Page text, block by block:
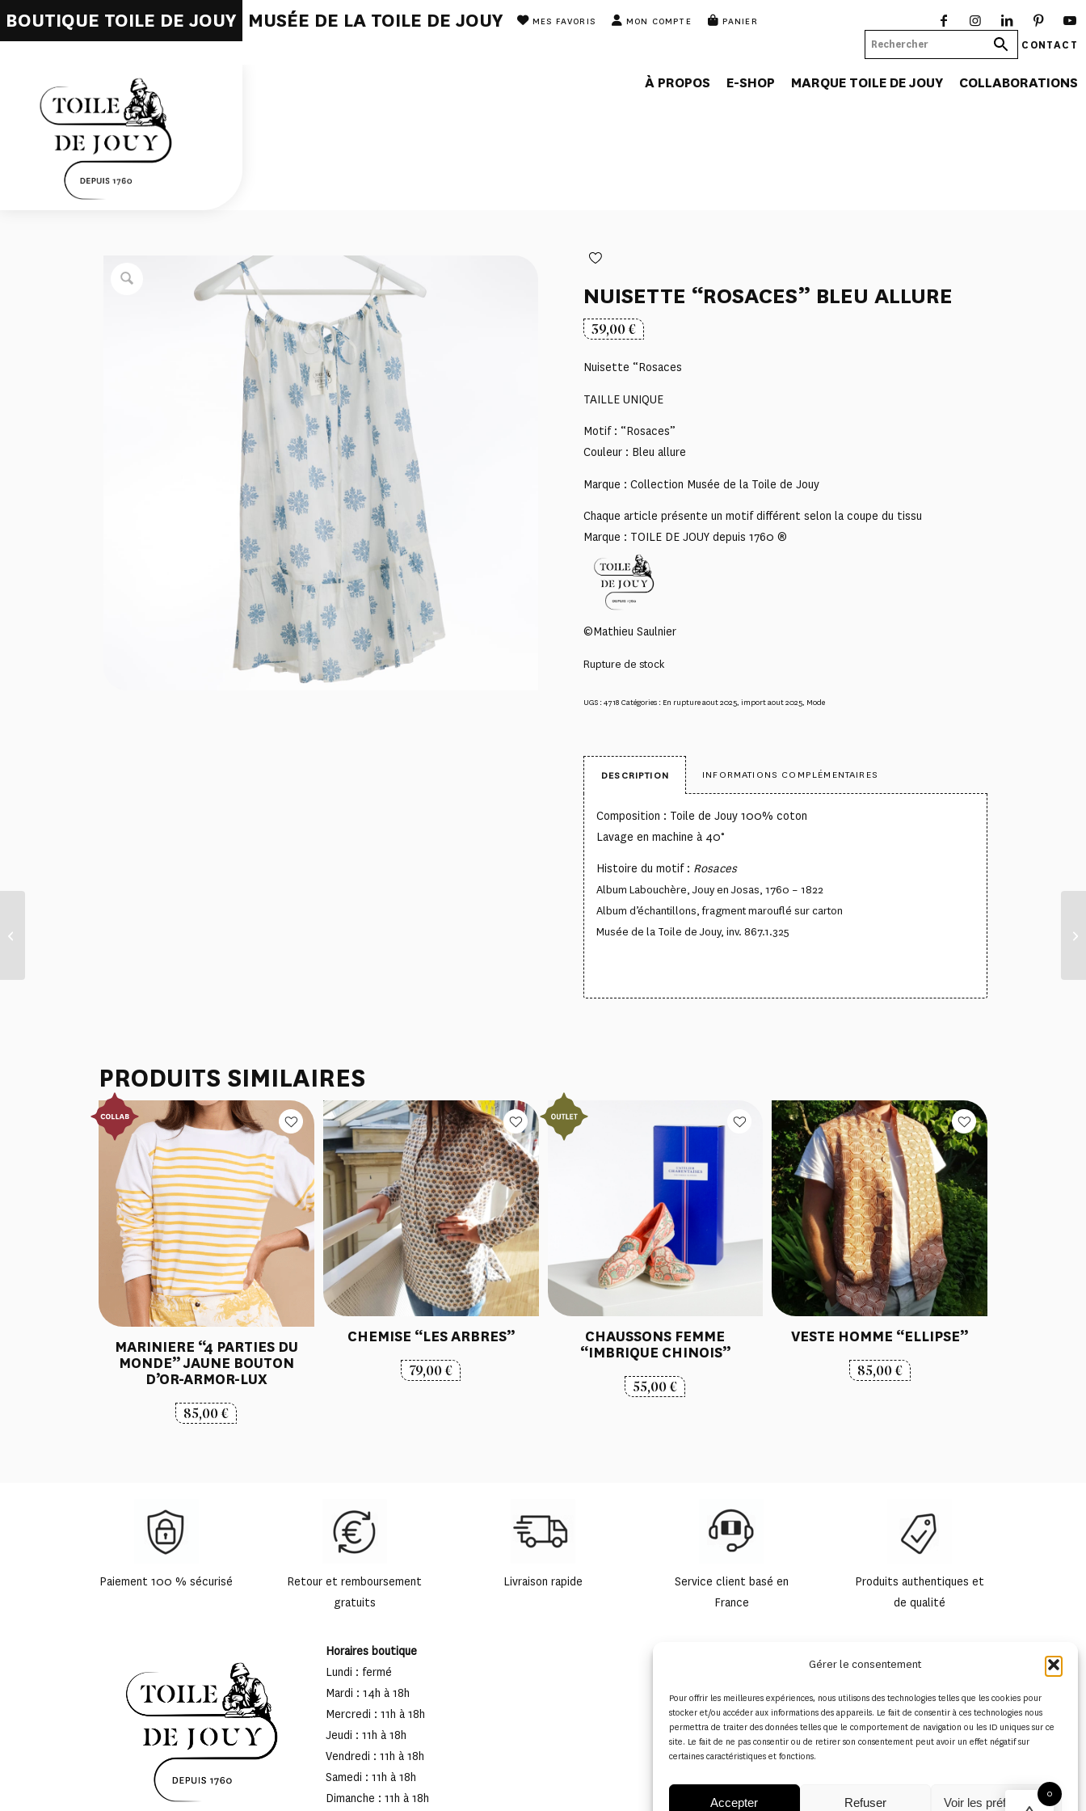
Gérer le consentement
Pour offrir les meilleures expériences, nous utilisons des technologies telles que les cookies pour
stocker et/ou accéder aux informations des appareils. Le fait de consentir à ces technologies nous
permettra de traiter des données telles que le comportement de navigation ou les ID uniques sur ce
site. Le fait de ne pas consentir ou de retirer son consentement peut avoir un effet négatif sur
certaines caractéristiques et fonctions.
Accepter Refuser Voir les préférences
BOUTIQUE TOILE DE JOUY MUSÉE DE LA TOILE DE JOUY MES FAVORIS MON COMPTE PANIER
CONTACT
À PROPOS E-SHOP MARQUE TOILE DE JOUY COLLABORATIONS
NUISETTE “ROSACES” BLEU ALLURE
39,00€
Nuisette “Rosaces
TAILLE UNIQUE
Motif : “Rosaces”
Couleur : Bleu allure
Marque : Collection Musée de la Toile de Jouy
Chaque article présente un motif différent selon la coupe du tissu
Marque : TOILE DE JOUY depuis 1760 ®
©Mathieu Saulnier
Rupture de stock
UGS :4718 Catégories : En rupture aout 2025 import aout 2025 Mode
DESCRIPTION INFORMATIONS COMPLÉMENTAIRES
Composition : Toile de Jouy 100% coton
Lavage en machine à 40°
Histoire du motif : Rosaces
Album Labouchère,Jouy en Josas, 1760 – 1822
Album d’échantillons, fragment marouflé sur carton
Musée de la Toile de Jouy, inv. 867.1.325
PRODUITS SIMILAIRES
MARINIERE “4 PARTIES DU
MONDE” JAUNE BOUTON
D’OR-ARMOR-LUX
85,00€
CHEMISE “LES ARBRES”
79,00€
CHAUSSONS FEMME
“IMBRIQUE CHINOIS”
55,00€
VESTE HOMME “ELLIPSE”
85,00€
Paiement 100 % sécurisé
Retour et remboursement
gratuits
Livraison rapide
Service client basé en
France
Produits authentiques et
de qualité
Horaires boutique
Lundi : fermé
Mardi : 14h à 18h
Mercredi : 11h à 18h
Jeudi : 11h à 18h
Vendredi : 11h à 18h
Samedi : 11h à 18h
Dimanche : 11h à 18h
0